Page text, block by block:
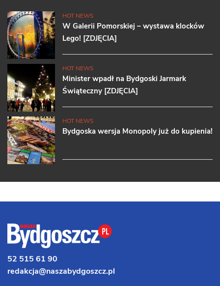
HOT NEWS
W Galerii Pomorskiej – wystawa klocków
Lego! [ZDJĘCIA]
HOT NEWS
Minister wpadł na Bydgoski Jarmark
Świąteczny [ZDJĘCIA]
HOT NEWS
Bydgoska wersja Monopoly już do kupienia!
52 515 61 90
redakcja@naszabydgoszcz.pl